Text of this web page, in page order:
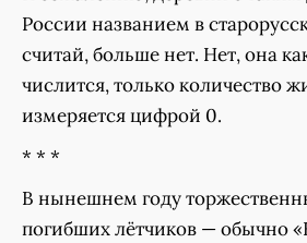
России названием в
считай, больше нет. Нет, она
числится, только количество
измеряется цифрой 0.
* * *
В нынешнем году
погибших лётчиков — обычно